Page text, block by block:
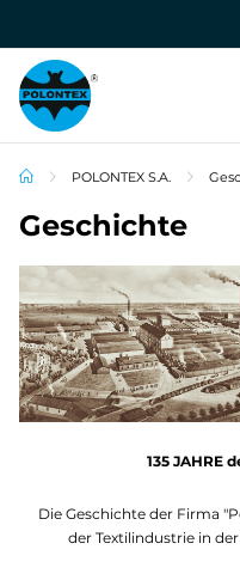
POLONTEX S.A.
Geschichte
135 JAHRE
Die Geschichte der Firma
der Textilindustrie in